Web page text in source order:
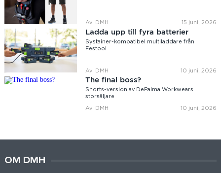
Av: DMH 15 juni, 2026
Ladda upp till fyra batterier
Systainer-kompatibel multiladdare från
Festool
Av: DMH 10 juni, 2026
The final boss?
Shorts-version av DePalma Workwears
storsäljare
Av: DMH 10 juni, 2026
OM DMH